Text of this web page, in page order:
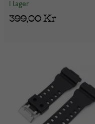
I lager
399,00 Kr